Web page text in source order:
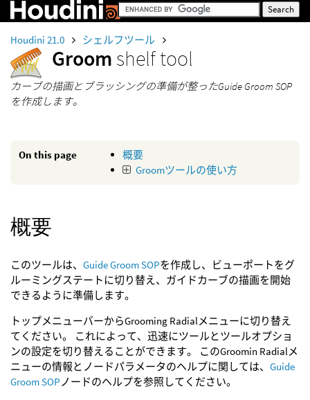
Houdini 21.0 シェルフツール
Groom shelf tool
カーブの描画とブラッシングの準備が整ったGuide Groom SOP
を作成します。
On this page
概要
Groomツールの使い方
概要
このツールは、 Guide Groom SOPを作成し、ビューポートをグ
ルーミングステートに切り替え、ガイドカーブの描画を開始
できるように準備します。
トップメニューバーからGrooming Radialメニューに切り替え
てください。 これによって、迅速にツールとツールオプショ
ンの設定を切り替えることができます。 このGroomin Radialメ
ニューの情報とノードパラメータのヘルプに関しては、 Guide
Groom SOPノードのヘルプを参照してください。